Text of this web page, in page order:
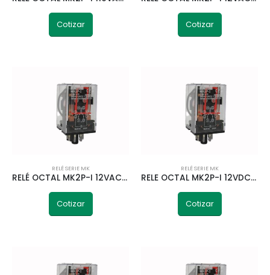
Cotizar Cotizar
RELÉ SERIE MK
RELÉ OCTAL MK2P-I 12VAC 2NA/2NC TELETRIC
Cotizar
RELÉ SERIE MK
RELE OCTAL MK2P-I 12VDC 2NA/2NC 50HZ TELETRIC
Cotizar